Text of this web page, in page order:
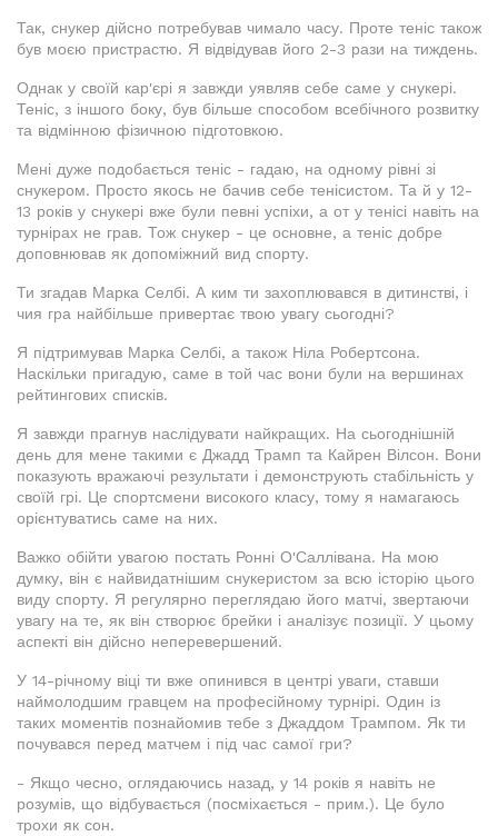
Так, снукер дійсно потребував чимало часу. Проте теніс також
був моєю пристрастю. Я відвідував його 2-3 рази на тиждень.
Однак у своїй кар'єрі я завжди уявляв себе саме у снукері.
Теніс, з іншого боку, був більше способом всебічного розвитку
та відмінною фізичною підготовкою.
Мені дуже подобається теніс - гадаю, на одному рівні зі
снукером. Просто якось не бачив себе тенісистом. Та й у 12-
13 років у снукері вже були певні успіхи, а от у тенісі навіть на
турнірах не грав. Тож снукер - це основне, а теніс добре
доповнював як допоміжний вид спорту.
Ти згадав Марка Селбі. А ким ти захоплювався в дитинстві, і
чия гра найбільше привертає твою увагу сьогодні?
Я підтримував Марка Селбі, а також Ніла Робертсона.
Наскільки пригадую, саме в той час вони були на вершинах
рейтингових списків.
Я завжди прагнув наслідувати найкращих. На сьогоднішній
день для мене такими є Джадд Трамп та Кайрен Вілсон. Вони
показують вражаючі результати і демонструють стабільність у
своїй грі. Це спортсмени високого класу, тому я намагаюсь
орієнтуватись саме на них.
Важко обійти увагою постать Ронні О'Саллівана. На мою
думку, він є найвидатнішим снукеристом за всю історію цього
виду спорту. Я регулярно переглядаю його матчі, звертаючи
увагу на те, як він створює брейки і аналізує позиції. У цьому
аспекті він дійсно неперевершений.
У 14-річному віці ти вже опинився в центрі уваги, ставши
наймолодшим гравцем на професійному турнірі. Один із
таких моментів познайомив тебе з Джаддом Трампом. Як ти
почувався перед матчем і під час самої гри?
- Якщо чесно, оглядаючись назад, у 14 років я навіть не
розумів, що відбувається (посміхається - прим.). Це було
трохи як сон.